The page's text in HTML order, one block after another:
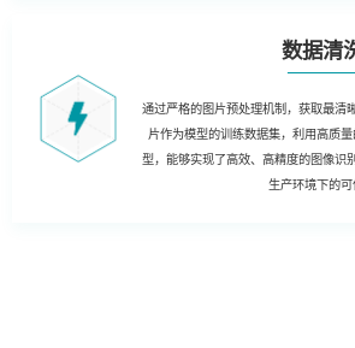
数据清
通过严格的图片预处理机制，获取最清
片作为模型的训练数据集，利用高质
型，能够实现了高效、高精度的图像识
生产环境下的可